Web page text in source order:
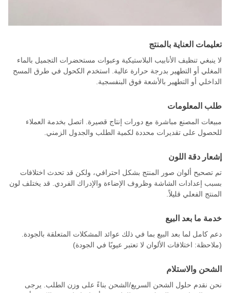
تعليمات العناية بالمنتج
لا ينبغي تنظيف الأنابيب البلاستيكية وعبوات مستحضرات التجميل بالماء
المغلي أو التطهير بدرجة حرارة عالية. استخدم الكحول في طرق المسح
الداخلي أو التطهير بالأشعة فوق البنفسجية.
طلب المعلومات
مبيعات المصنع مباشرة مع دورات إنتاج قصيرة. اتصل بخدمة العملاء
للحصول على تقديرات محددة لكمية الطلب والجدول الزمني.
إشعار دقة اللون
تم تصحيح ألوان صور المنتج بشكل احترافي، ولكن قد تحدث اختلافات
بسبب إعدادات الشاشة وظروف الإضاءة والإدراك الفردي. قد يختلف لون
المنتج الفعلي قليلاً.
خدمة ما بعد البيع
دعم كامل لما بعد البيع بما في ذلك عوائد المشكلات المتعلقة بالجودة.
(ملاحظة: اختلافات الألوان لا تعتبر عيوبًا في الجودة)
الشحن والاستلام
نحن نقدم حلول الشحن السريع/الشحن بناءً على وزن الطلب. يرجى